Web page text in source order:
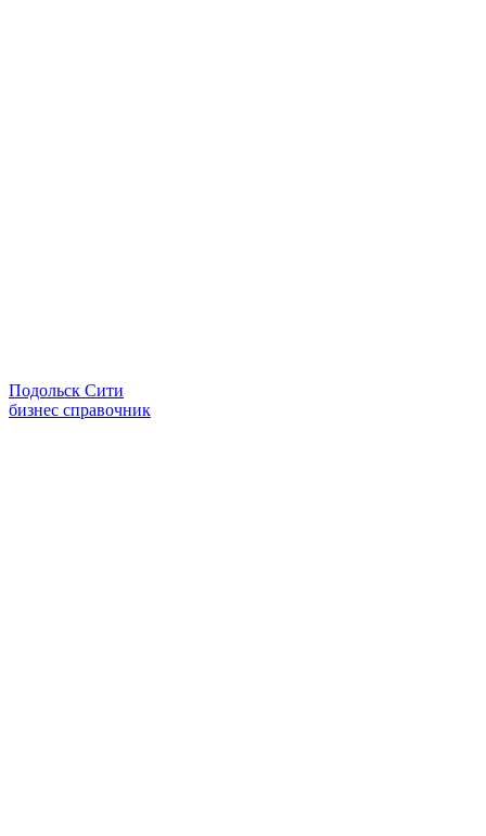
Подольск Сити
бизнес справочник